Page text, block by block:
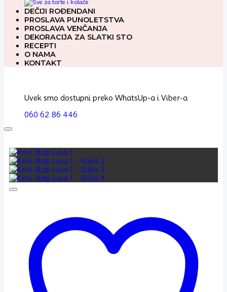
DEČIJI ROĐENDANI
PROSLAVA PUNOLETSTVA
PROSLAVA VENČANJA
DEKORACIJA ZA SLATKI STO
RECEPTI
O NAMA
KONTAKT
Uvek smo dostupni preko WhatsUp-a i Viber-a
060 62 86 446